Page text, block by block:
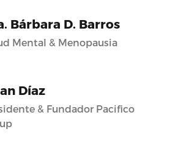
Bárbara D. Barros
Mental & Menopausia
Díaz
& Fundador Pacifico